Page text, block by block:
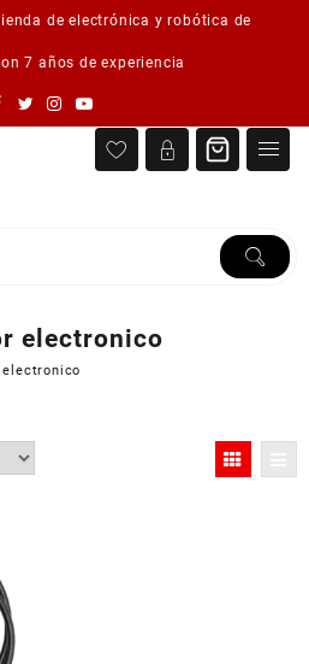
de electrónica y robótica de
7 años de experiencia
electronico
electronico